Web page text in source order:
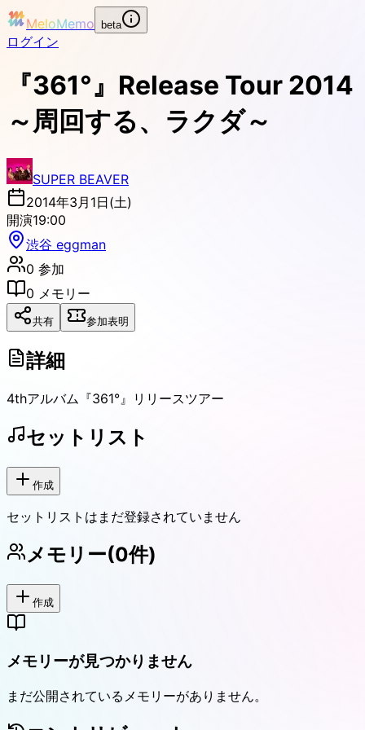
MeloMemo beta
ログイン
『361°』Release Tour 2014
～周回する、ラクダ～
SUPER BEAVER
2014年3月1日(土)
開演19:00
渋谷 eggman
0 参加
0 メモリー
共有 参加表明
詳細
4thアルバム『361°』リリースツアー
セットリスト
作成
セットリストはまだ登録されていません
メモリー(0件)
作成
メモリーが見つかりません
まだ公開されているメモリーがありません。